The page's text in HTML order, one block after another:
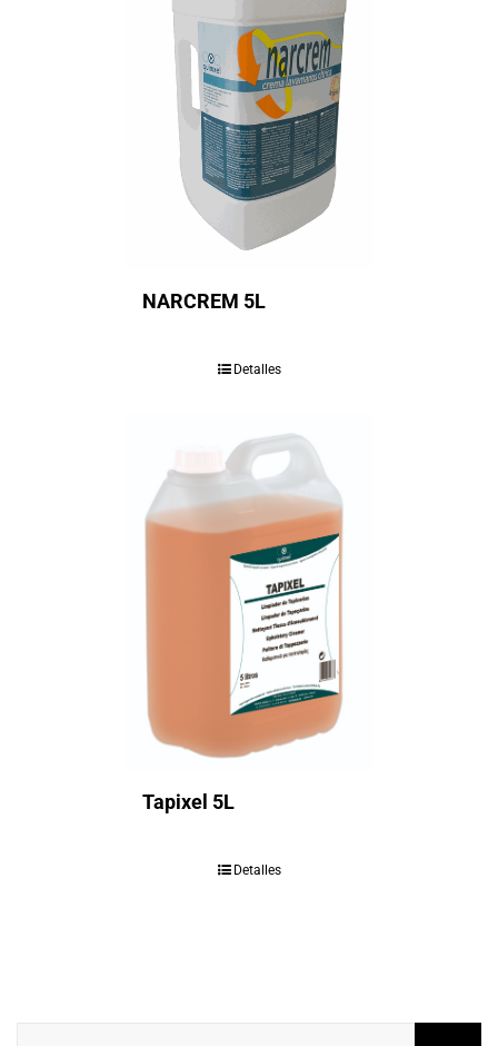
NARCREM 5L
Detalles
Tapixel 5L
Detalles